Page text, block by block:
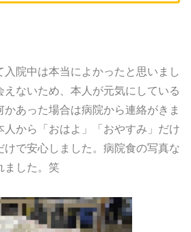
入院中は本当によかったと思いまし
えないため、本人が元気にしている
あった場合は病院から連絡がきま
人から「おはよ」「おやすみ」だけ
けで安心しました。病院食の写真な
ました。笑